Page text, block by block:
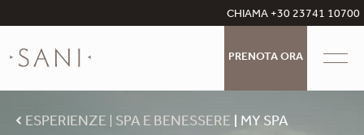
CHIAMA +30 23741 10700
PRENOTA ORA
ESPERIENZE SPA E BENESSERE MY SPA